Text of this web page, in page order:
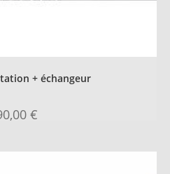
+ échangeur
€